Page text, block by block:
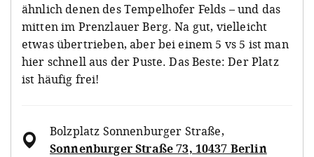
ähnlich denen des Tempelhofer Felds – und das
mitten im Prenzlauer Berg. Na gut, vielleicht
etwas übertrieben, aber bei einem 5 vs 5 ist man
hier schnell aus der Puste. Das Beste: Der Platz
ist häufig frei!
Bolzplatz Sonnenburger Straße,
Sonnenburger Straße 73, 10437 Berlin